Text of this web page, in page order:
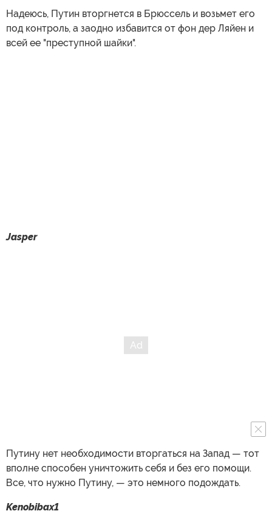
Надеюсь, Путин вторгнется в Брюссель и возьмет его
под контроль, а заодно избавится от фон дер Ляйен и
всей ее "преступной шайки".
Jasper
Путину нет необходимости вторгаться на Запад — тот
вполне способен уничтожить себя и без его помощи.
Все, что нужно Путину, — это немного подождать.
Kenobibax1